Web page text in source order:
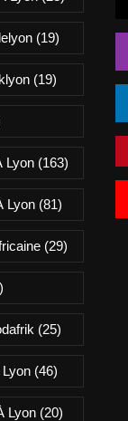
(19)
(19)
Lyon (163)
Lyon (81)
(29)
(25)
(46)
Lyon(20)